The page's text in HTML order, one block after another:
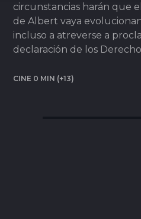
circunstancias harán que
de Albert vaya
incluso a atreverse a
declaración de los
CINE 0 MIN (+13)